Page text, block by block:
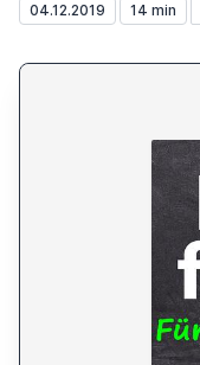
04.12.2019 14 min